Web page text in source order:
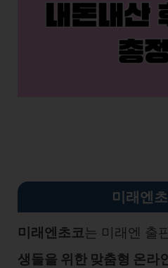
미래엔
미래엔초코는 미래엔 출
생들을 위한 맞춤형 온라